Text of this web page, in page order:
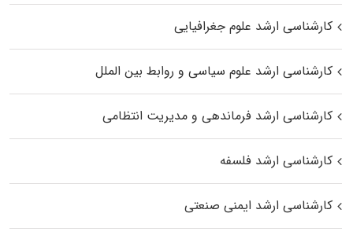
کارشناسی ارشد علوم جغرافیایی
کارشناسی ارشد علوم سیاسی و روابط بین الملل
کارشناسی ارشد فرماندهی و مدیریت انتظامی
کارشناسی ارشد فلسفه
کارشناسی ارشد ایمنی صنعتی